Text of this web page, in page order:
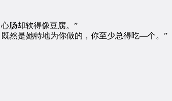
肠却软得像豆腐。”
然是她特地为你做的，你至少总得吃—个。”